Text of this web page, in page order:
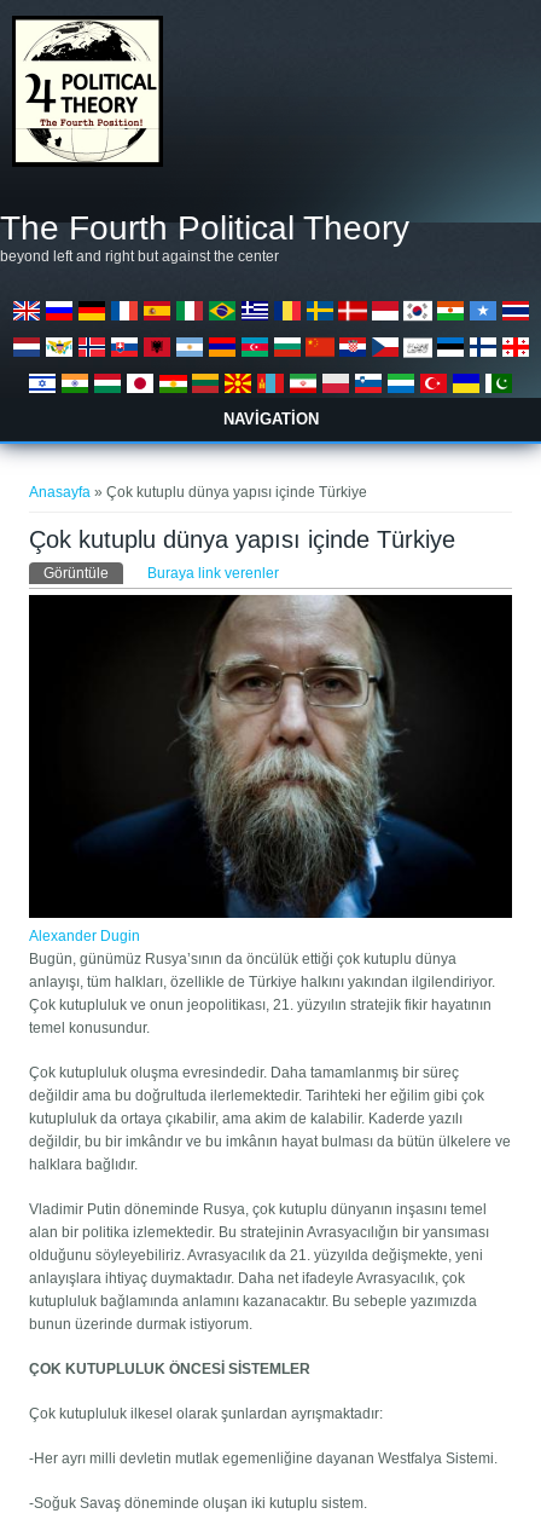
The Fourth Political Theory
beyond left and right but against the center
NAVIGATION
Anasayfa » Çok kutuplu dünya yapısı içinde Türkiye
Çok kutuplu dünya yapısı içinde Türkiye
Birincil sekmeler
Görüntüle (etkin sekme)
Buraya link verenler
Alexander Dugin
Bugün, günümüz Rusya’sının da öncülük ettiği çok kutuplu dünya
anlayışı, tüm halkları, özellikle de Türkiye halkını yakından ilgilendiriyor.
Çok kutupluluk ve onun jeopolitikası, 21. yüzyılın stratejik fikir hayatının
temel konusundur.
Çok kutupluluk oluşma evresindedir. Daha tamamlanmış bir süreç
değildir ama bu doğrultuda ilerlemektedir. Tarihteki her eğilim gibi çok
kutupluluk da ortaya çıkabilir, ama akim de kalabilir. Kaderde yazılı
değildir, bu bir imkândır ve bu imkânın hayat bulması da bütün ülkelere ve
halklara bağlıdır.
Vladimir Putin döneminde Rusya, çok kutuplu dünyanın inşasını temel
alan bir politika izlemektedir. Bu stratejinin Avrasyacılığın bir yansıması
olduğunu söyleyebiliriz. Avrasyacılık da 21. yüzyılda değişmekte, yeni
anlayışlara ihtiyaç duymaktadır. Daha net ifadeyle Avrasyacılık, çok
kutupluluk bağlamında anlamını kazanacaktır. Bu sebeple yazımızda
bunun üzerinde durmak istiyorum.
ÇOK KUTUPLULUK ÖNCESİ SİSTEMLER
Çok kutupluluk ilkesel olarak şunlardan ayrışmaktadır:
-Her ayrı milli devletin mutlak egemenliğine dayanan Westfalya Sistemi.
-Soğuk Savaş döneminde oluşan iki kutuplu sistem.